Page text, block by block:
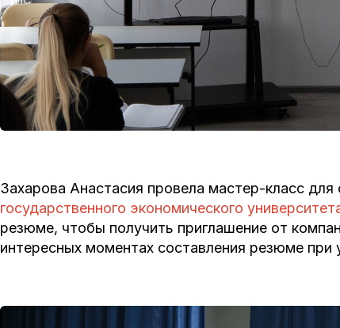
Захарова Анастасия провела мастер-класс для
государственного экономического
резюме, чтобы получить приглашение от
интересных моментах составления резюме при